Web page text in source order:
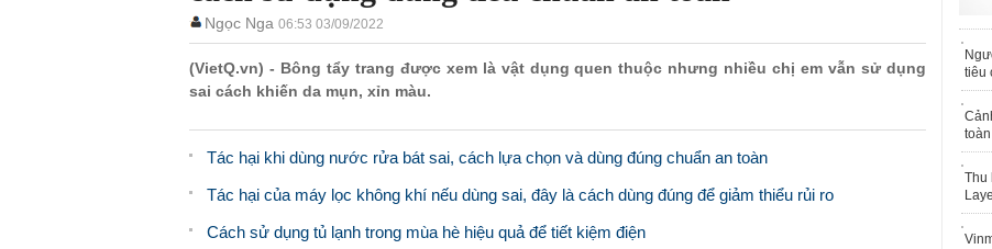
Ngọc Nga 06:53 03/09/2022
(VietQ.vn) - Bông tẩy trang được xem là vật dụng quen thuộc nhưng nhiều chị em vẫn sử dụng
sai cách khiến da mụn, xỉn màu.
Tác hại khi dùng nước rửa bát sai, cách lựa chọn và dùng đúng chuẩn an toàn
Tác hại của máy lọc không khí nếu dùng sai, đây là cách dùng đúng để giảm thiểu rủi ro
Cách sử dụng tủ lạnh trong mùa hè hiệu quả để tiết kiệm điện
tiêu
Thu